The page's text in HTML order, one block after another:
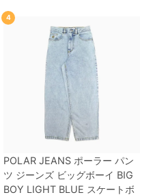
4
POLAR JEANS ポーラー パン
ツ ジーンズ ビッグボーイ BIG
BOY LIGHT BLUE スケートボ